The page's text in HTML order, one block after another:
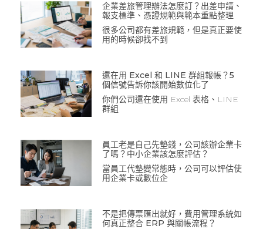
企業差旅管理辦法怎麼訂？出差申請、
報支標準、憑證規範與範本重點整理
很多公司都有差旅規範，但是真正要使
用的時候卻找不到
還在用 Excel 和 LINE 群組報帳？5
個信號告訴你該開始數位化了
你們公司還在使用 Excel 表格、LINE
群組
員工老是自己先墊錢，公司該辦企業卡
了嗎？中小企業該怎麼評估？
當員工代墊變常態時，公司可以評估使
用企業卡或數位企
不是把傳票匯出就好，費用管理系統如
何真正整合 ERP 與關帳流程？